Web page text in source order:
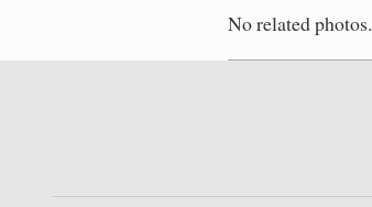
No related photos.